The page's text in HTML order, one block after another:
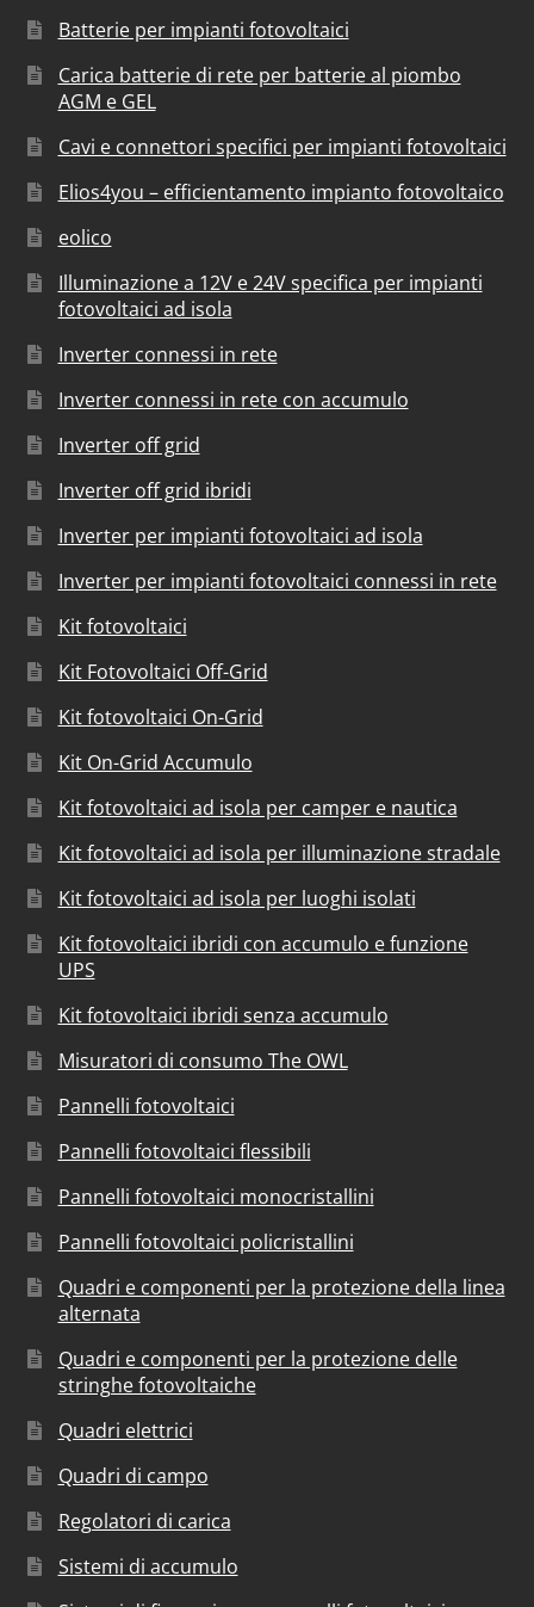
Batterie per impianti fotovoltaici
Carica batterie di rete per batterie al piombo
AGM e GEL
Cavi e connettori specifici per impianti fotovoltaici
Elios4you – efficientamento impianto fotovoltaico
eolico
Illuminazione a 12V e 24V specifica per impianti
fotovoltaici ad isola
Inverter connessi in rete
Inverter connessi in rete con accumulo
Inverter off grid
Inverter off grid ibridi
Inverter per impianti fotovoltaici ad isola
Inverter per impianti fotovoltaici connessi in rete
Kit fotovoltaici
Kit Fotovoltaici Off-Grid
Kit fotovoltaici On-Grid
Kit On-Grid Accumulo
Kit fotovoltaici ad isola per camper e nautica
Kit fotovoltaici ad isola per illuminazione stradale
Kit fotovoltaici ad isola per luoghi isolati
Kit fotovoltaici ibridi con accumulo e funzione
UPS
Kit fotovoltaici ibridi senza accumulo
Misuratori di consumo The OWL
Pannelli fotovoltaici
Pannelli fotovoltaici flessibili
Pannelli fotovoltaici monocristallini
Pannelli fotovoltaici policristallini
Quadri e componenti per la protezione della linea
alternata
Quadri e componenti per la protezione delle
stringhe fotovoltaiche
Quadri elettrici
Quadri di campo
Regolatori di carica
Sistemi di accumulo